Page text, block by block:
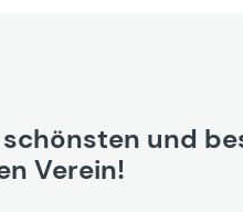
und
Verein!